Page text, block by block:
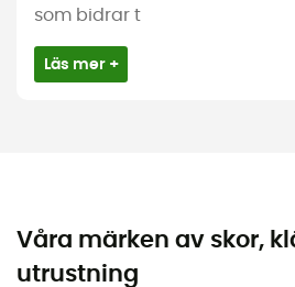
som bidrar t
Läs mer +
Våra märken av skor,
utrustning